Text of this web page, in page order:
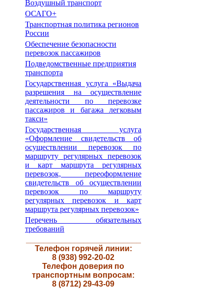
Воздушный транспорт
ОСАГО+
Транспортная политика регионов
России
Обеспечение безопасности
перевозок пассажиров
Подведомственные предприятия
транспорта
Государственная услуга «Выдача
разрешения на осуществление
деятельности по перевозке
пассажиров и багажа легковым
такси»
Государственная услуга
«Оформление свидетельств об
осуществлении перевозок по
маршруту регулярных перевозок
и карт маршрута регулярных
перевозок, переоформление
свидетельств об осуществлении
перевозок по маршруту
регулярных перевозок и карт
маршрута регулярных перевозок»
Перечень обязательных
требований
Телефон горячей линии:
8 (938) 992-20-02
Телефон доверия по
транспортным вопросам:
8 (8712) 29-43-09